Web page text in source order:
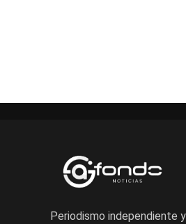
Periodismo independiente